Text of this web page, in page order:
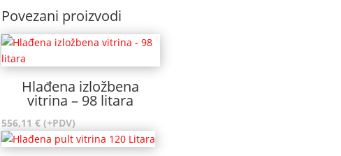
Povezani proizvodi
Hlađena izložbena
vitrina – 98 litara
556,11 € (+PDV)